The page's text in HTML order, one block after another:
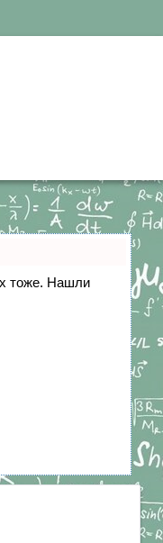
тоже. Нашли